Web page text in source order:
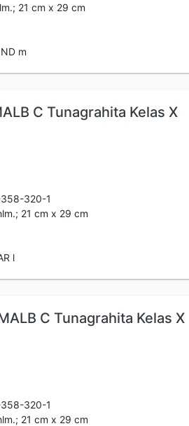
21 cm x 29 cm
m
C Tunagrahita Kelas X
320-1
21 cm x 29 cm
l
C Tunagrahita Kelas X
320-1
21 cm x 29 cm